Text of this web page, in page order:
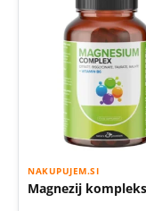
NAKUPUJEM.SI
Magnezij kompleks